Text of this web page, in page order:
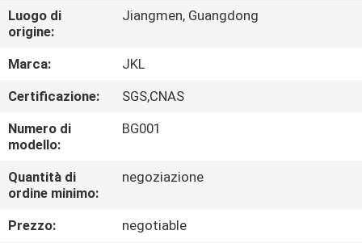
NOI
GIRO
DELLA
FABBRICA
CONTROLLO
DI
QUALITÀ
Luogo di
origine:
Jiangmen, Guangdong
Marca:
JKL
Certificazione:
SGS,CNAS
Numero di
modello:
BG001
Quantità di
ordine minimo:
negoziazione
Prezzo:
negotiable